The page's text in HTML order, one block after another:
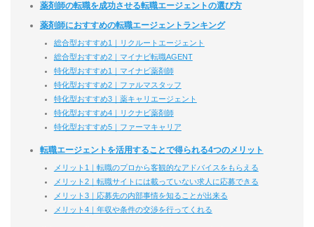
薬剤師の転職を成功させる転職エージェントの選び方
薬剤師におすすめの転職エージェントランキング
総合型おすすめ1｜リクルートエージェント
総合型おすすめ2｜マイナビ転職AGENT
特化型おすすめ1｜マイナビ薬剤師
特化型おすすめ2｜ファルマスタッフ
特化型おすすめ3｜薬キャリエージェント
特化型おすすめ4｜リクナビ薬剤師
特化型おすすめ5｜ファーマキャリア
転職エージェントを活用することで得られる4つのメリット
メリット1｜転職のプロから客観的なアドバイスをもらえる
メリット2｜転職サイトには載っていない求人に応募できる
メリット3｜応募先の内部事情を知ることが出来る
メリット4｜年収や条件の交渉を行ってくれる